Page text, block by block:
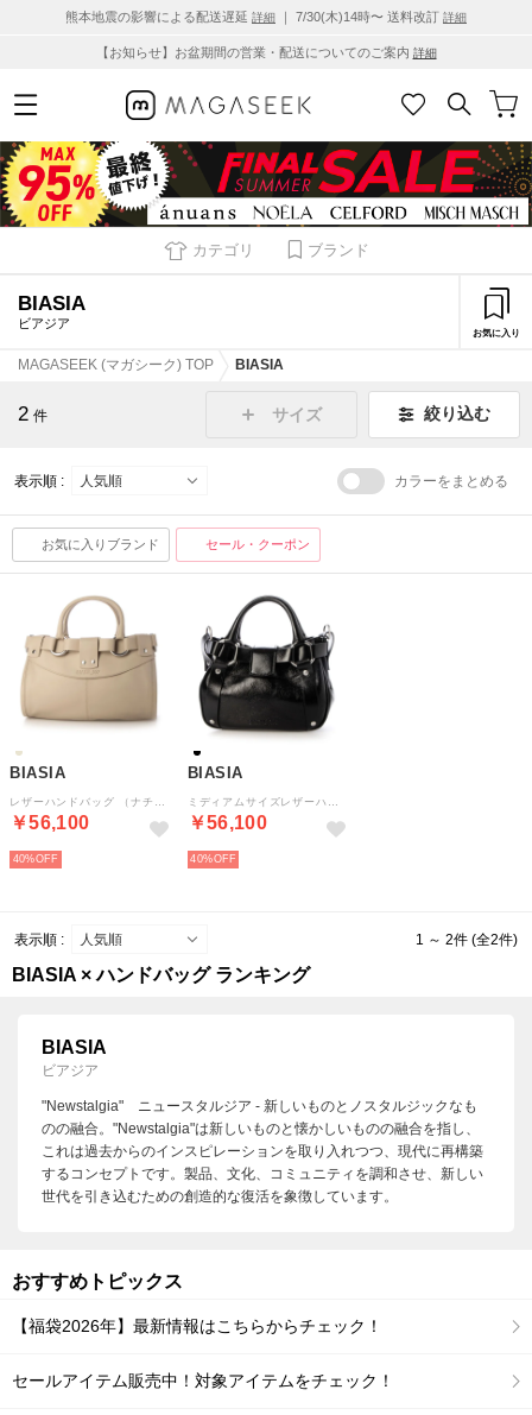
熊本地震の影響による配送遅延 詳細 ｜ 7/30(木)14時〜 送料改訂 詳細
【お知らせ】お盆期間の営業・配送についてのご案内 詳細
カテゴリ ブランド
BIASIA
ビアジア
お気に入り
MAGASEEK (マガシーク) TOP BIASIA
2 件 サイズ 絞り込む
表示順 : カラーをまとめる
お気に入りブランド セール・クーポン
BIASIA
￥56,100
40%
BIASIA
￥56,100
40%
表示順 : 1 ～ 2件 (全2件)
BIASIA × ハンドバッグ ランキング
BIASIA
ビアジア
"Newstalgia" ニュースタルジア - 新しいものとノスタルジックなも
のの融合。"Newstalgia"は新しいものと懐かしいものの融合を指し、
これは過去からのインスピレーションを取り入れつつ、現代に再構築
するコンセプトです。製品、文化、コミュニティを調和させ、新しい
世代を引き込むための創造的な復活を象徴しています。
おすすめトピックス
【福袋2026年】最新情報はこちらからチェック！
セールアイテム販売中！対象アイテムをチェック！